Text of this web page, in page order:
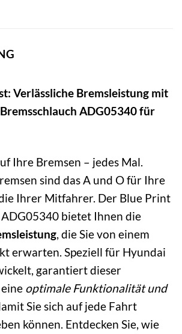
Verlässliche Bremsleistung mit
Bremsschlauch ADG05340 für
Ihre Bremsen – jedes Mal.
sind das A und O für Ihre
Ihrer Mitfahrer. Der Blue Print
bietet Ihnen die
, die Sie von einem
erwarten. Speziell für Hyundai
garantiert dieser
optimale Funktionalität und
Sie sich auf jede Fahrt
können. Entdecken Sie, wie